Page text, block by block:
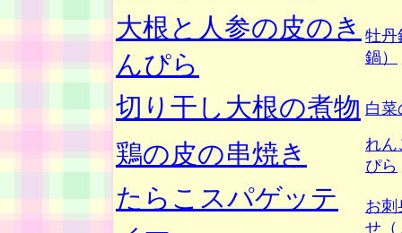
大根と人参の皮のき
んぴら
牡丹
鍋）
切り干し大根の煮物 白菜
鶏の皮の串焼き
れん
ぴら
たらこスパゲッテ
お刺
せ（